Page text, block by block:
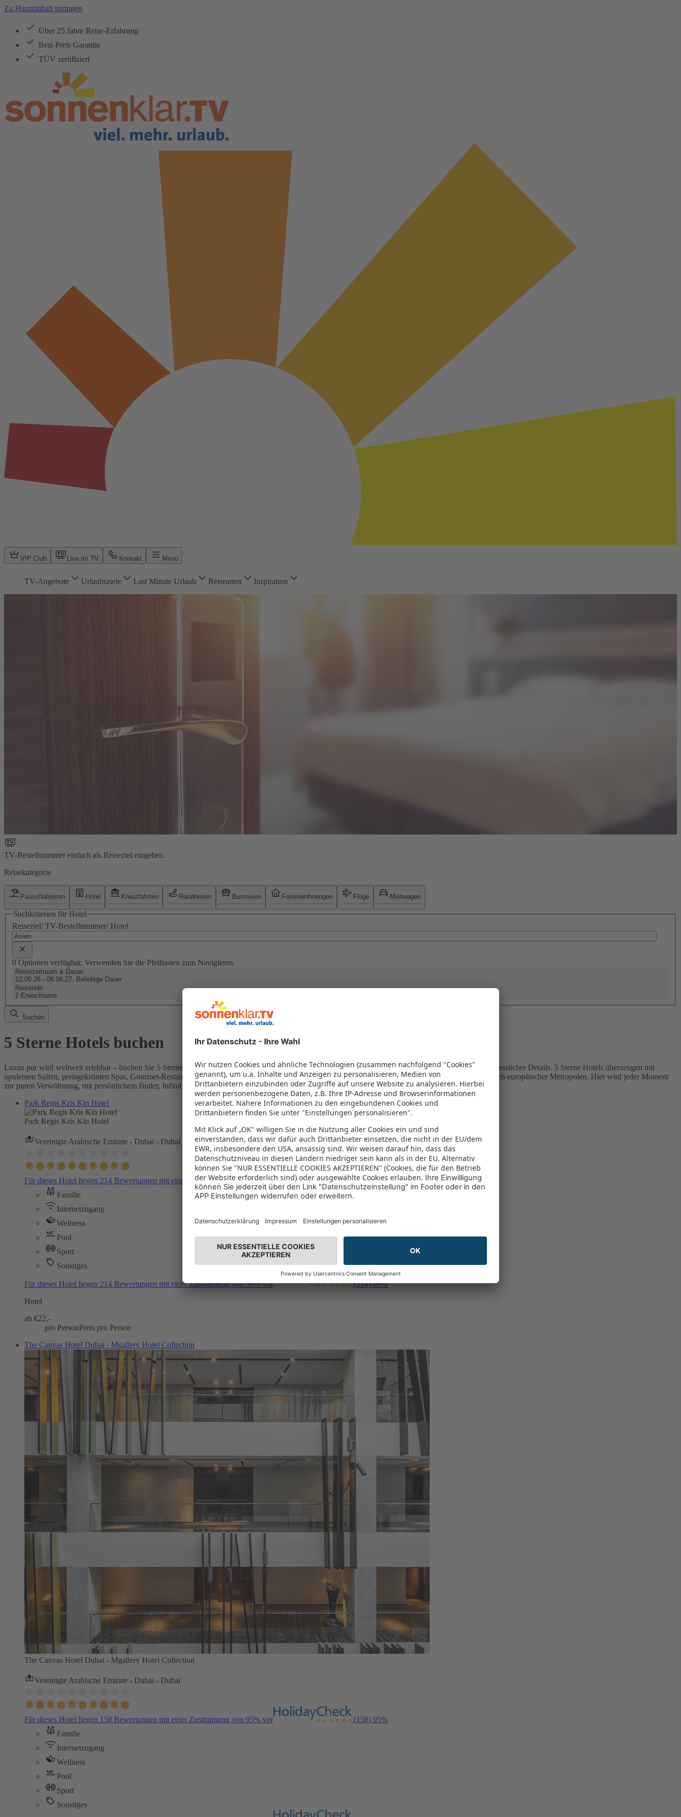
Zu Hauptinhalt springen
Über 25 Jahre Reise-Erfahrung
Best-Preis Garantie
TÜV zertifiziert
VIP Club Live im TV Kontakt Menü
TV-Angebote Urlaubsziele Last Minute Urlaub Reisearten Inspiration
TV-Bestellnummer einfach als Reiseziel eingeben.
Reisekategorie
Pauschalreisen Hotel Kreuzfahrten Rundreisen Busreisen Ferienwohnungen Flüge Mietwagen
Suchkriterien für Hotel
Reiseziel/ TV-Bestellnummer/ Hotel
0 Optionen verfügbar. Verwenden Sie die Pfeiltasten zum Navigieren.
Reisezeitraum & Dauer
12.08.26 - 08.06.27, Beliebige Dauer
Reisende
2 Erwachsene
Suchen
5 Sterne Hotels buchen
Luxus pur wird weltweit erlebbar – buchen Sie 5 Sterne Hotels und gönnen Sie sich einen Aufenthalt voller Exklusivität, erstklassigem Service und unvergesslicher Details. 5 Sterne Hotels überzeugen mit
opulenten Suiten, preisgekrönten Spas, Gourmet-Restaurants und atemberaubenden Lagen, ob am Strand der Malediven, in der Skyline Dubais oder inmitten europäischer Metropolen. Hier wird jeder Moment
zur puren Verwöhnung, mit persönlichem Butler, Infinity-Pools und höchstem Komfort. Buchen Sie jetzt und erleben Sie Urlaub auf dem höchsten Niveau!
Park Regis Kris Kin Hotel
Park Regis Kris Kin Hotel
Vereinigte Arabische Emirate - Dubai - Dubai
Für dieses Hotel liegen 214 Bewertungen mit einer Zustimmung von 99% vor (214)99%
Familie
Internetzugang
Wellness
Pool
Sport
Sonstiges
Für dieses Hotel liegen 214 Bewertungen mit einer Zustimmung von 99% vor (214)99%
Hotel
ab €22,-
pro PersonPreis pro Person
The Canvas Hotel Dubai - Mgallery Hotel Collection
The Canvas Hotel Dubai - Mgallery Hotel Collection
Vereinigte Arabische Emirate - Dubai - Dubai
Für dieses Hotel liegen 158 Bewertungen mit einer Zustimmung von 95% vor (158) 95%
Familie
Internetzugang
Wellness
Pool
Sport
Sonstiges